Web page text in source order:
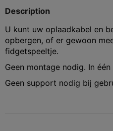
Description
U kunt uw oplaadkabel en
opbergen, of er gewoon
fidgetspeeltje.
Geen montage nodig. In
Geen support nodig bij